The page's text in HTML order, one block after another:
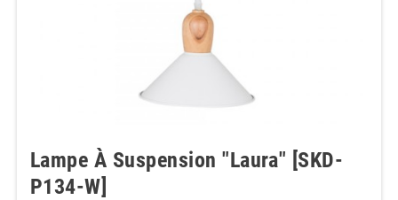
Lampe À Suspension "Laura" [SKD-
P134-W]